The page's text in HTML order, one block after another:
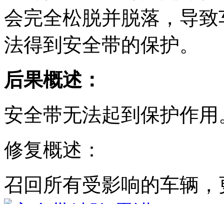
会完全松脱并脱落，导
法得到安全带的保护。
后果概述：
安全带无法起到保护作用
修复概述：
召回所有受影响的车辆